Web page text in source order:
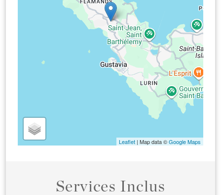
Leaflet | Map data ©Google Maps
Services Inclus